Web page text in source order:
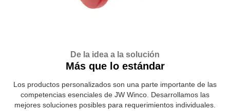
De la idea a la solución
Más que lo estándar
Los productos personalizados son una parte importante de las
competencias esenciales de JW Winco. Desarrollamos las
mejores soluciones posibles para requerimientos individuales.